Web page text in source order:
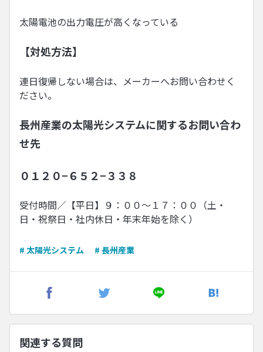
太陽電池の出力電圧が高くなっている
【対処方法】
連日復帰しない場合は、メーカーへお問い合わせく
ださい。
長州産業の太陽光システムに関するお問い合わ
せ先
０１２０−６５２−３３８
受付時間／【平日】９：００〜１７：００（土・
日・祝祭日・社内休日・年末年始を除く）
# 太陽光システム # 長州産業
関連する質問